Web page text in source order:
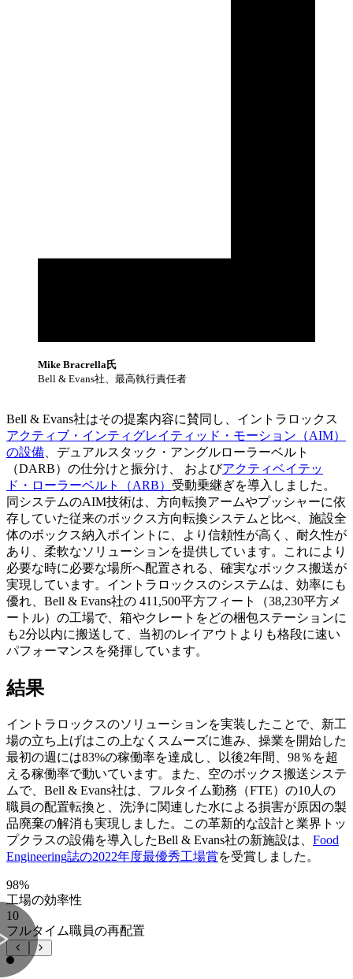
Mike Bracrella氏
Bell & Evans社、最高執行責任者
Bell & Evans社はその提案内容に賛同し、イントラロックス
アクティブ・インティグレイティッド・モーション（AIM）
の設備 、デュアルスタック・アングルローラーベルト
（DARB）の仕分けと振分け、 およびアクティベイテッ
ド・ローラーベルト（ARB） 受動乗継ぎを導入しました。
同システムのAIM技術は、方向転換アームやプッシャーに依
存していた従来のボックス方向転換システムと比べ、施設全
体のボックス納入ポイントに、より信頼性が高く、耐久性が
あり、柔軟なソリューションを提供しています。これにより
必要な時に必要な場所へ配置される、確実なボックス搬送が
実現しています。イントラロックスのシステムは、効率にも
優れ、Bell & Evans社の 411,500平方フィート（38,230平方メ
ートル）の工場で、箱やクレートをどの梱包ステーションに
も2分以内に搬送して、当初のレイアウトよりも格段に速い
パフォーマンスを発揮しています。
結果
イントラロックスのソリューションを実装したことで、新工
場の立ち上げはこの上なくスムーズに進み、操業を開始した
最初の週には83%の稼働率を達成し、以後2年間、98％を超
える稼働率で動いています。また、空のボックス搬送システ
ムで、Bell & Evans社は、フルタイム勤務（FTE）の10人の
職員の配置転換と、洗浄に関連した水による損害が原因の製
品廃棄の解消も実現しました。この革新的な設計と業界トッ
プクラスの設備を導入したBell & Evans社の新施設は、 Food
Engineering誌の2022年度最優秀工場賞を受賞しました。
98%
工場の効率性
10
フルタイム職員の再配置